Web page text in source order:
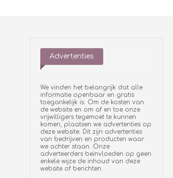
Advertenties
We vinden het belangrijk dat alle
informatie openbaar en gratis
toegankelijk is. Om de kosten van
de website en om af en toe onze
vrijwilligers tegemoet te kunnen
komen, plaatsen we advertenties op
deze website. Dit zijn advertenties
van bedrijven en producten waar
we achter staan. Onze
adverteerders beïnvloeden op geen
enkele wijze de inhoud van deze
website of berichten.